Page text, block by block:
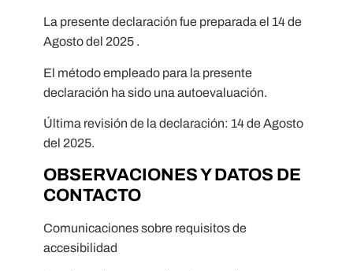
La presente declaración fue preparada el 14 de
Agosto del 2025 .
El método empleado para la presente
declaración ha sido una autoevaluación.
Última revisión de la declaración: 14 de Agosto
del 2025.
OBSERVACIONES Y DATOS DE
CONTACTO
Comunicaciones sobre requisitos de
accesibilidad